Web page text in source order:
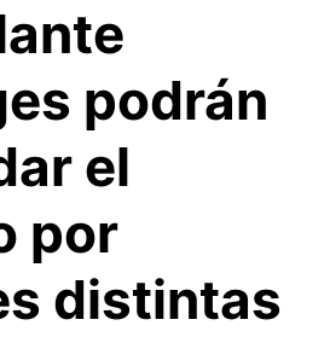
podrán
el
por
distintas